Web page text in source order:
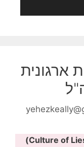
ארגונית
תקציר: המושג תרבות של שקר (Culture of Lies)